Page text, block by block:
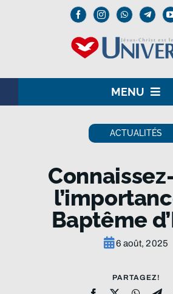
MENU
INSTITUTION
UNIVERSEL+
ACTUALITÉS
Baptême
6 août, 2025
PARTAGEZ!